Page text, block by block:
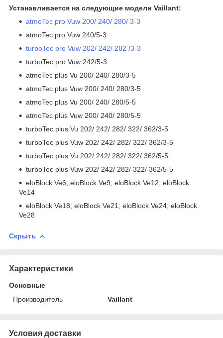
Устанавливается на следующие модели Vaillant:
atmoTec pro Vuw 200/ 240/ 280/ 3-3
atmoTec pro Vuw 240/5-3
turboTec pro Vuw 202/ 242/ 282 /3-3
turboTec pro Vuw 242/5-3
atmoTec plus Vu 200/ 240/ 280/3-5
atmoTec plus Vuw 200/ 240/ 280/3-5
atmoTec plus Vu 200/ 240/ 280/5-5
atmoTec plus Vuw 200/ 240/ 280/5-5
turboTec plus Vu 202/ 242/ 282/ 322/ 362/3-5
turboTec plus Vuw 202/ 242/ 282/ 322/ 362/3-5
turboTec plus Vu 202/ 242/ 282/ 322/ 362/5-5
turboTec plus Vuw 202/ 242/ 282/ 322/ 362/5-5
eloBlock Ve6; eloBlock Ve9; eloBlock Ve12; eloBlock
Ve14
eloBlock Ve18; eloBlock Ve21; eloBlock Ve24; eloBlock
Ve28
Скрыть
Характеристики
Основные
Производитель
Vaillant
Условия доставки